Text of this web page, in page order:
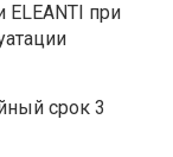
при
срок 3